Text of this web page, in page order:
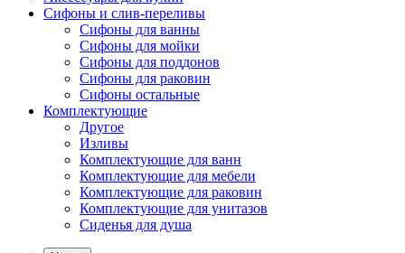
Сифоны и слив-переливы
Сифоны для ванны
Сифоны для мойки
Сифоны для поддонов
Сифоны для раковин
Сифоны остальные
Комплектующие
Другое
Изливы
Комплектующие для ванн
Комплектующие для мебели
Комплектующие для раковин
Комплектующие для унитазов
Сиденья для душа